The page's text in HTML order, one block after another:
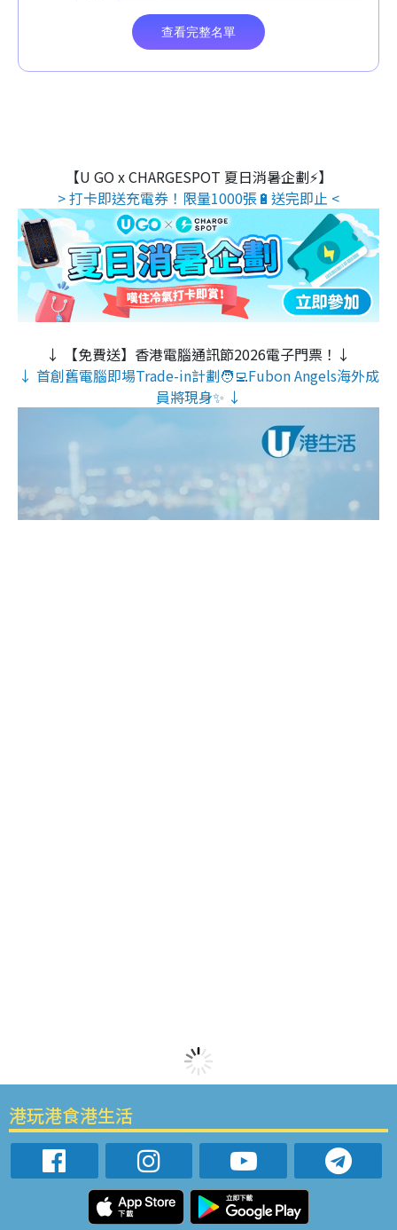
【U GO x CHARGESPOT 夏日消暑企劃⚡】
> 打卡即送充電券！限量1000張🔋送完即止 <
↓ 【免費送】香港電腦通訊節2026電子門票！↓
↓ 首創舊電腦即場Trade-in計劃🧑‍💻Fubon Angels海外成
員將現身✨ ↓
港玩港食港生活